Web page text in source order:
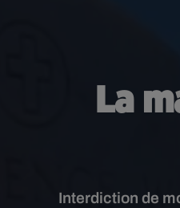
La
Interdiction de